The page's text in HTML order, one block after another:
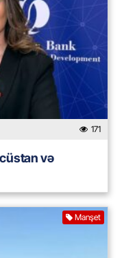
171
və
Manşet